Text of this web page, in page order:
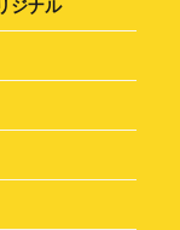
ジナル